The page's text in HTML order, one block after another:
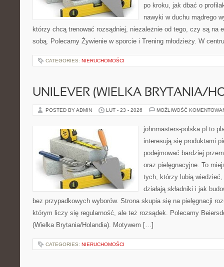
po kroku, jak dbać o
nawyki w duchu mądrego
którzy chcą trenować rozsądniej, niezależnie od tego, czy są na
sobą. Polecamy Żywienie w sporcie i Trening młodzieży. W
CATEGORIES: NIERUCHOMOŚCI
UNILEVER (WIELKA BRYTANIA/
POSTED BY ADMIN LUT - 23 - 2026 MOŻLIWOŚĆ
johnmasters-polska.pl to
interesują się produktami
podejmować bardziej
oraz pielęgnacyjne. To
tych, którzy lubią wiedzieć,
działają składniki i jak
bez przypadkowych wyborów. Strona skupia się na pielęgnacji
którym liczy się regularność, ale też rozsądek. Polecamy
(Wielka Brytania/Holandia). Motywem […]
CATEGORIES: NIERUCHOMOŚCI